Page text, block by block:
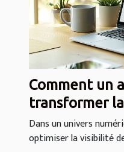
Comment un
transformer
votre
Dans un univers
optimiser la visibilité